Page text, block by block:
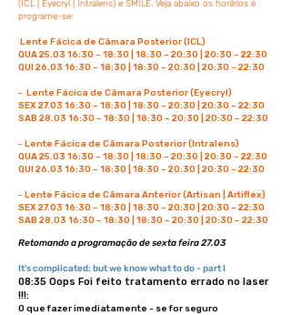
(ICL | Eyecryl | Intralens) e SMILE. Veja abaixo os horários e
programe-se:
Lente Fácica de Câmara Posterior (ICL)
QUA 25.03 16:30 – 18:30 | 18:30 – 20:30 | 20:30 – 22:30
QUI 26.03 16:30 – 18:30 | 18:30 – 20:30 | 20:30 – 22:30
- Lente Fácica de Câmara Posterior (Eyecryl)
SEX 27.03 16:30 – 18:30 | 18:30 – 20:30 | 20:30 – 22:30
SAB 28.03 16:30 – 18:30 | 18:30 – 20:30 | 20:30 – 22:30
- Lente Fácica de Câmara Posterior (Intralens)
QUA 25.03 16:30 – 18:30 | 18:30 – 20:30 | 20:30 – 22:30
QUI 26.03 16:30 – 18:30 | 18:30 – 20:30 | 20:30 – 22:30
- Lente Fácica de Câmara Anterior (Artisan | Artiflex)
SEX 27.03 16:30 – 18:30 | 18:30 – 20:30 | 20:30 – 22:30
SAB 28.03 16:30 – 18:30 | 18:30 – 20:30 | 20:30 – 22:30
Retomando a programação de sexta feira 27.03
It's complicated; but we know what to do - part I
08:35 Oops Foi feito tratamento errado no laser
!!!:
O que fazer imediatamente - se for seguro